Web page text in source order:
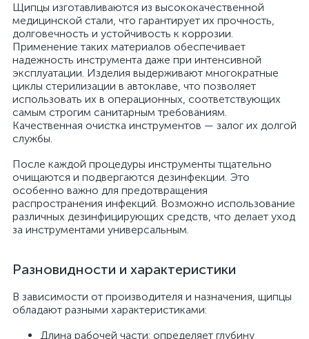
Щипцы изготавливаются из высококачественной
медицинской стали, что гарантирует их прочность,
долговечность и устойчивость к коррозии.
Применение таких материалов обеспечивает
надежность инструмента даже при интенсивной
эксплуатации. Изделия выдерживают многократные
циклы стерилизации в автоклаве, что позволяет
использовать их в операционных, соответствующих
самым строгим санитарным требованиям.
Качественная очистка инструментов — залог их долгой
службы.
После каждой процедуры инструменты тщательно
очищаются и подвергаются дезинфекции. Это
особенно важно для предотвращения
распространения инфекций. Возможно использование
различных дезинфицирующих средств, что делает уход
за инструментами универсальным.
Разновидности и характеристики
В зависимости от производителя и назначения, щипцы
обладают разными характеристиками:
Длина рабочей части: определяет глубину